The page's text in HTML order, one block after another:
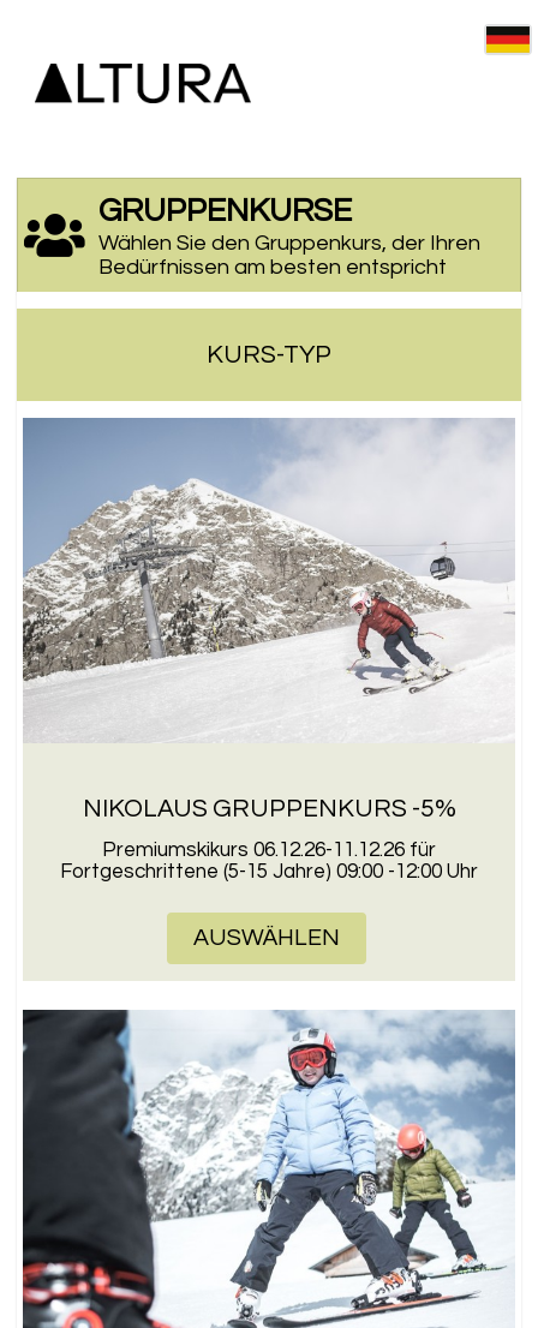
GRUPPENKURSE
Wählen Sie den Gruppenkurs, der Ihren
Bedürfnissen am besten entspricht
KURS-TYP
NIKOLAUS GRUPPENKURS -5%
Premiumskikurs 06.12.26-11.12.26 für
Fortgeschrittene (5-15 Jahre) 09:00 -12:00 Uhr
AUSWÄHLEN